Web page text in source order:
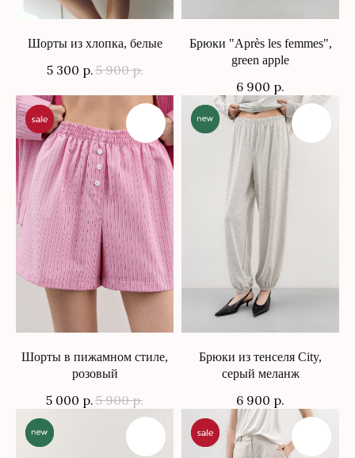
Шорты из хлопка, белые
5 300 р.5 900 р.
Брюки "Après les femmes",
green apple
6 900 р.
Шорты в пижамном стиле,
розовый
5 000 р. 5 900 р.
Брюки из тенселя City,
серый меланж
6 900 р.